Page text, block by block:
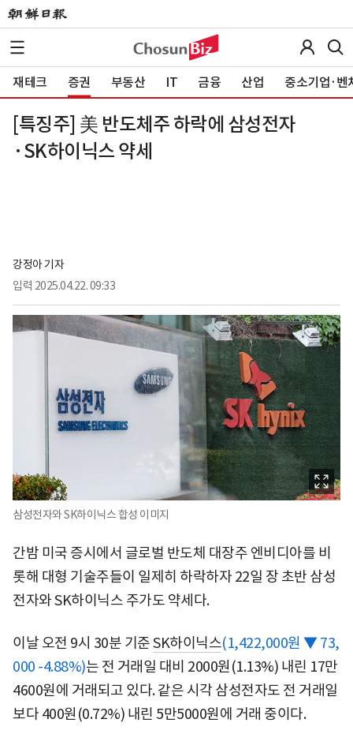
재테크 증권 부동산 IT 금융 산업 중소기업·벤
[특징주] 美 반도체주 하락에 삼성전자
·SK하이닉스 약세
강정아 기자
입력 2025.04.22. 09:33
삼성전자와 SK하이닉스 합성 이미지
간밤 미국 증시에서 글로벌 반도체 대장주 엔비디아를 비
롯해 대형 기술주들이 일제히 하락하자 22일 장 초반 삼성
전자와 SK하이닉스 주가도 약세다.
이날 오전 9시 30분 기준SK하이닉스(1,422,000원 ▼ 73,
000 -4.88%)는 전 거래일 대비 2000원(1.13%) 내린 17만
4600원에 거래되고 있다. 같은 시각 삼성전자도 전 거래일
보다 400원(0.72%) 내린 5만5000원에 거래 중이다.